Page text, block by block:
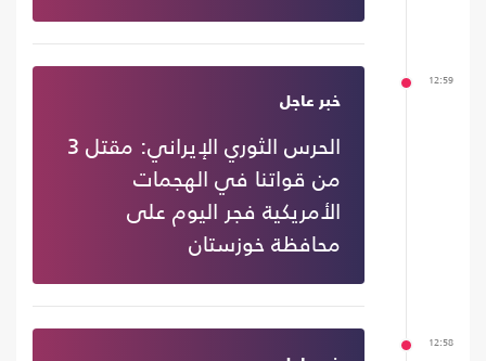
12:59
خبر عاجل
الحرس الثوري الإيراني: مقتل 3
من قواتنا في الهجمات
الأمريكية فجر اليوم على
محافظة خوزستان
12:58